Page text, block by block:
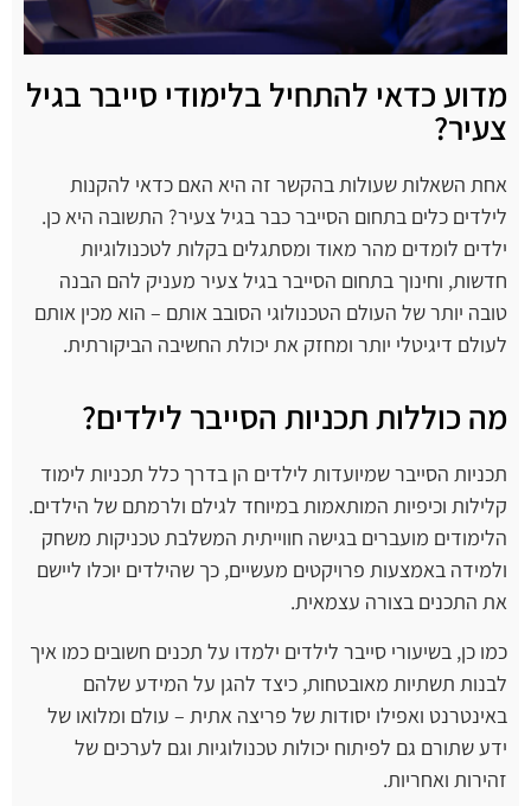
מדוע כדאי להתחיל בלימודי סייבר בגיל
צעיר?
אחת השאלות שעולות בהקשר זה היא האם כדאי להקנות
לילדים כלים בתחום הסייבר כבר בגיל צעיר? התשובה היא כן.
ילדים לומדים מהר מאוד ומסתגלים בקלות לטכנולוגיות
חדשות, וחינוך בתחום הסייבר בגיל צעיר מעניק להם הבנה
טובה יותר של העולם הטכנולוגי הסובב אותם – הוא מכין אותם
לעולם דיגיטלי יותר ומחזק את יכולת החשיבה הביקורתית.
מה כוללות תכניות הסייבר לילדים?
תכניות הסייבר שמיועדות לילדים הן בדרך כלל תכניות לימוד
קלילות וכיפיות המותאמות במיוחד לגילם ולרמתם של הילדים.
הלימודים מועברים בגישה חווייתית המשלבת טכניקות משחק
ולמידה באמצעות פרויקטים מעשיים, כך שהילדים יוכלו ליישם
את התכנים בצורה עצמאית.
כמו כן, בשיעורי סייבר לילדים ילמדו על תכנים חשובים כמו איך
לבנות תשתיות מאובטחות, כיצד להגן על המידע שלהם
באינטרנט ואפילו יסודות של פריצה אתית – עולם ומלואו של
ידע שתורם גם לפיתוח יכולות טכנולוגיות וגם לערכים של
זהירות ואחריות.